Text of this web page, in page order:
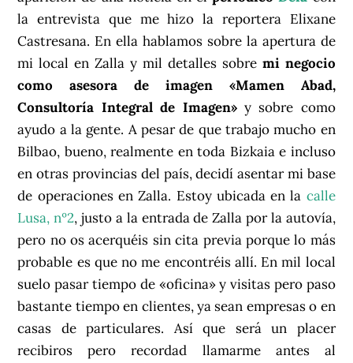
la entrevista que me hizo la reportera Elixane
Castresana. En ella hablamos sobre la apertura de
mi local en Zalla y mil detalles sobre mi negocio
como asesora de imagen «Mamen Abad,
Consultoría Integral de Imagen»y sobre como
ayudo a la gente. A pesar de que trabajo mucho en
Bilbao, bueno, realmente en toda Bizkaia e incluso
en otras provincias del país, decidí asentar mi base
de operaciones en Zalla. Estoy ubicada en la calle
Lusa, nº2, justo a la entrada de Zalla por la autovía,
pero no os acerquéis sin cita previa porque lo más
probable es que no me encontréis allí. En mil local
suelo pasar tiempo de «oficina» y visitas pero paso
bastante tiempo en clientes, ya sean empresas o en
casas de particulares. Así que será un placer
recibiros pero recordad llamarme antes al